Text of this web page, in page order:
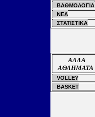
ΒΑΘΜΟΛΟΓΙΑ
ΝΕΑ
ΣΤΑΤΙΣΤΙΚΑ
ΑΛΛΑ
ΑΘΛΗΜΑΤΑ
VOLLEY
BASKET